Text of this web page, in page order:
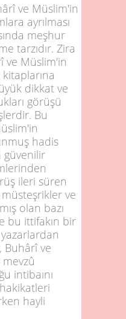
ve Müslim'in
ayrılması
meşhur
tarzıdır. Zira
ve Müslim'in
dikkat ve
görüşü
Bu
hadis
güvenilir
ileri süren
ve
olan bazı
bu ittifakın bir
yazarlardan
Buhârî ve
intibaını
hayli